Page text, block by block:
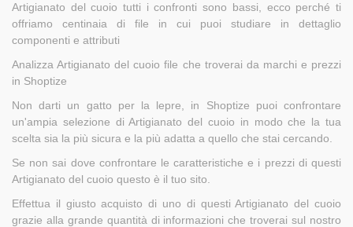
Artigianato del cuoio tutti i confronti sono bassi, ecco perché ti
offriamo centinaia di file in cui puoi studiare in dettaglio
componenti e attributi
Analizza Artigianato del cuoio file che troverai da marchi e prezzi
in Shoptize
Non darti un gatto per la lepre, in Shoptize puoi confrontare
un'ampia selezione di Artigianato del cuoio in modo che la tua
scelta sia la più sicura e la più adatta a quello che stai cercando.
Se non sai dove confrontare le caratteristiche e i prezzi di questi
Artigianato del cuoio questo è il tuo sito.
Effettua il giusto acquisto di uno di questi Artigianato del cuoio
grazie alla grande quantità di informazioni che troverai sul nostro